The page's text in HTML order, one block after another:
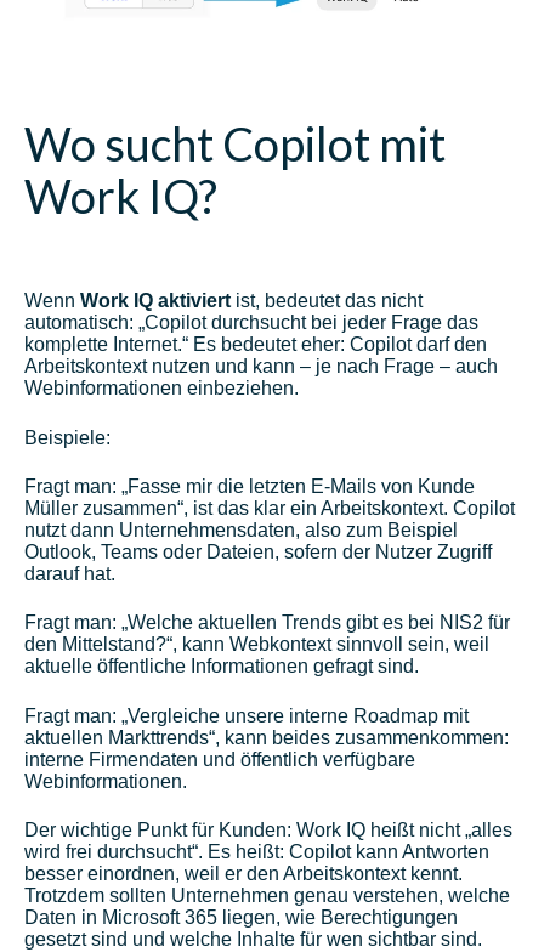
Wo sucht Copilot mit
Work IQ?
Wenn Work IQ aktiviert ist, bedeutet das nicht
automatisch: „Copilot durchsucht bei jeder Frage das
komplette Internet.“ Es bedeutet eher: Copilot darf den
Arbeitskontext nutzen und kann – je nach Frage – auch
Webinformationen einbeziehen.
Beispiele:
Fragt man: „Fasse mir die letzten E-Mails von Kunde
Müller zusammen“, ist das klar ein Arbeitskontext. Copilot
nutzt dann Unternehmensdaten, also zum Beispiel
Outlook, Teams oder Dateien, sofern der Nutzer Zugriff
darauf hat.
Fragt man: „Welche aktuellen Trends gibt es bei NIS2 für
den Mittelstand?“, kann Webkontext sinnvoll sein, weil
aktuelle öffentliche Informationen gefragt sind.
Fragt man: „Vergleiche unsere interne Roadmap mit
aktuellen Markttrends“, kann beides zusammenkommen:
interne Firmendaten und öffentlich verfügbare
Webinformationen.
Der wichtige Punkt für Kunden: Work IQ heißt nicht „alles
wird frei durchsucht“. Es heißt: Copilot kann Antworten
besser einordnen, weil er den Arbeitskontext kennt.
Trotzdem sollten Unternehmen genau verstehen, welche
Daten in Microsoft 365 liegen, wie Berechtigungen
gesetzt sind und welche Inhalte für wen sichtbar sind.